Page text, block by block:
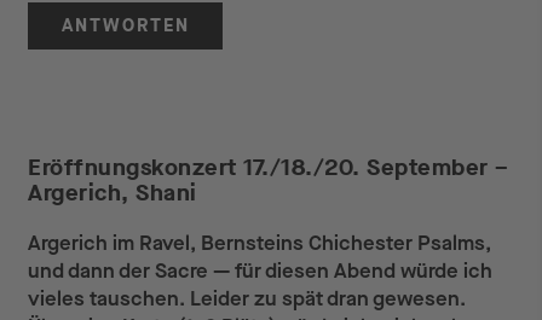
ANTWORTEN
Eröffnungskonzert 17./18./20. September –
Argerich, Shani
Argerich im Ravel, Bernsteins Chichester Psalms,
und dann der Sacre — für diesen Abend würde ich
vieles tauschen. Leider zu spät dran gewesen.